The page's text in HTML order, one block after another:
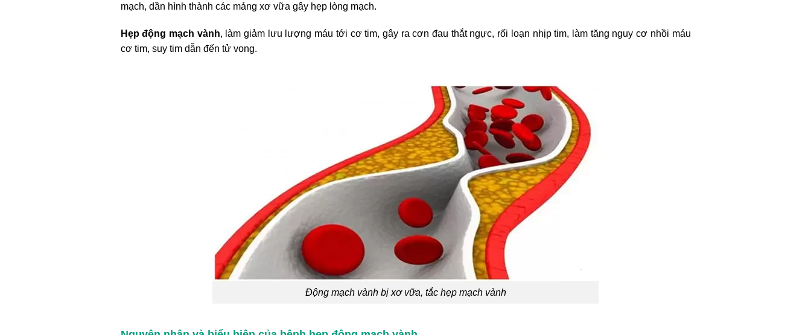
mạch, dần hình thành các mảng xơ vữa gây hẹp lòng mạch.
Hẹp động mạch vành, làm giảm lưu lượng máu tới cơ tim, gây ra cơn đau thắt ngực, rối loạn nhịp tim, làm tăng nguy cơ nhồi máu
cơ tim, suy tim dẫn đến tử vong.
Động mạch vành bị xơ vữa, tắc hẹp mạch vành